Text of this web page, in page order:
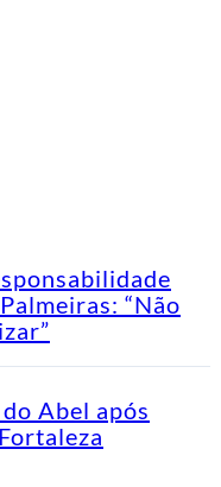
“Não
Abel após